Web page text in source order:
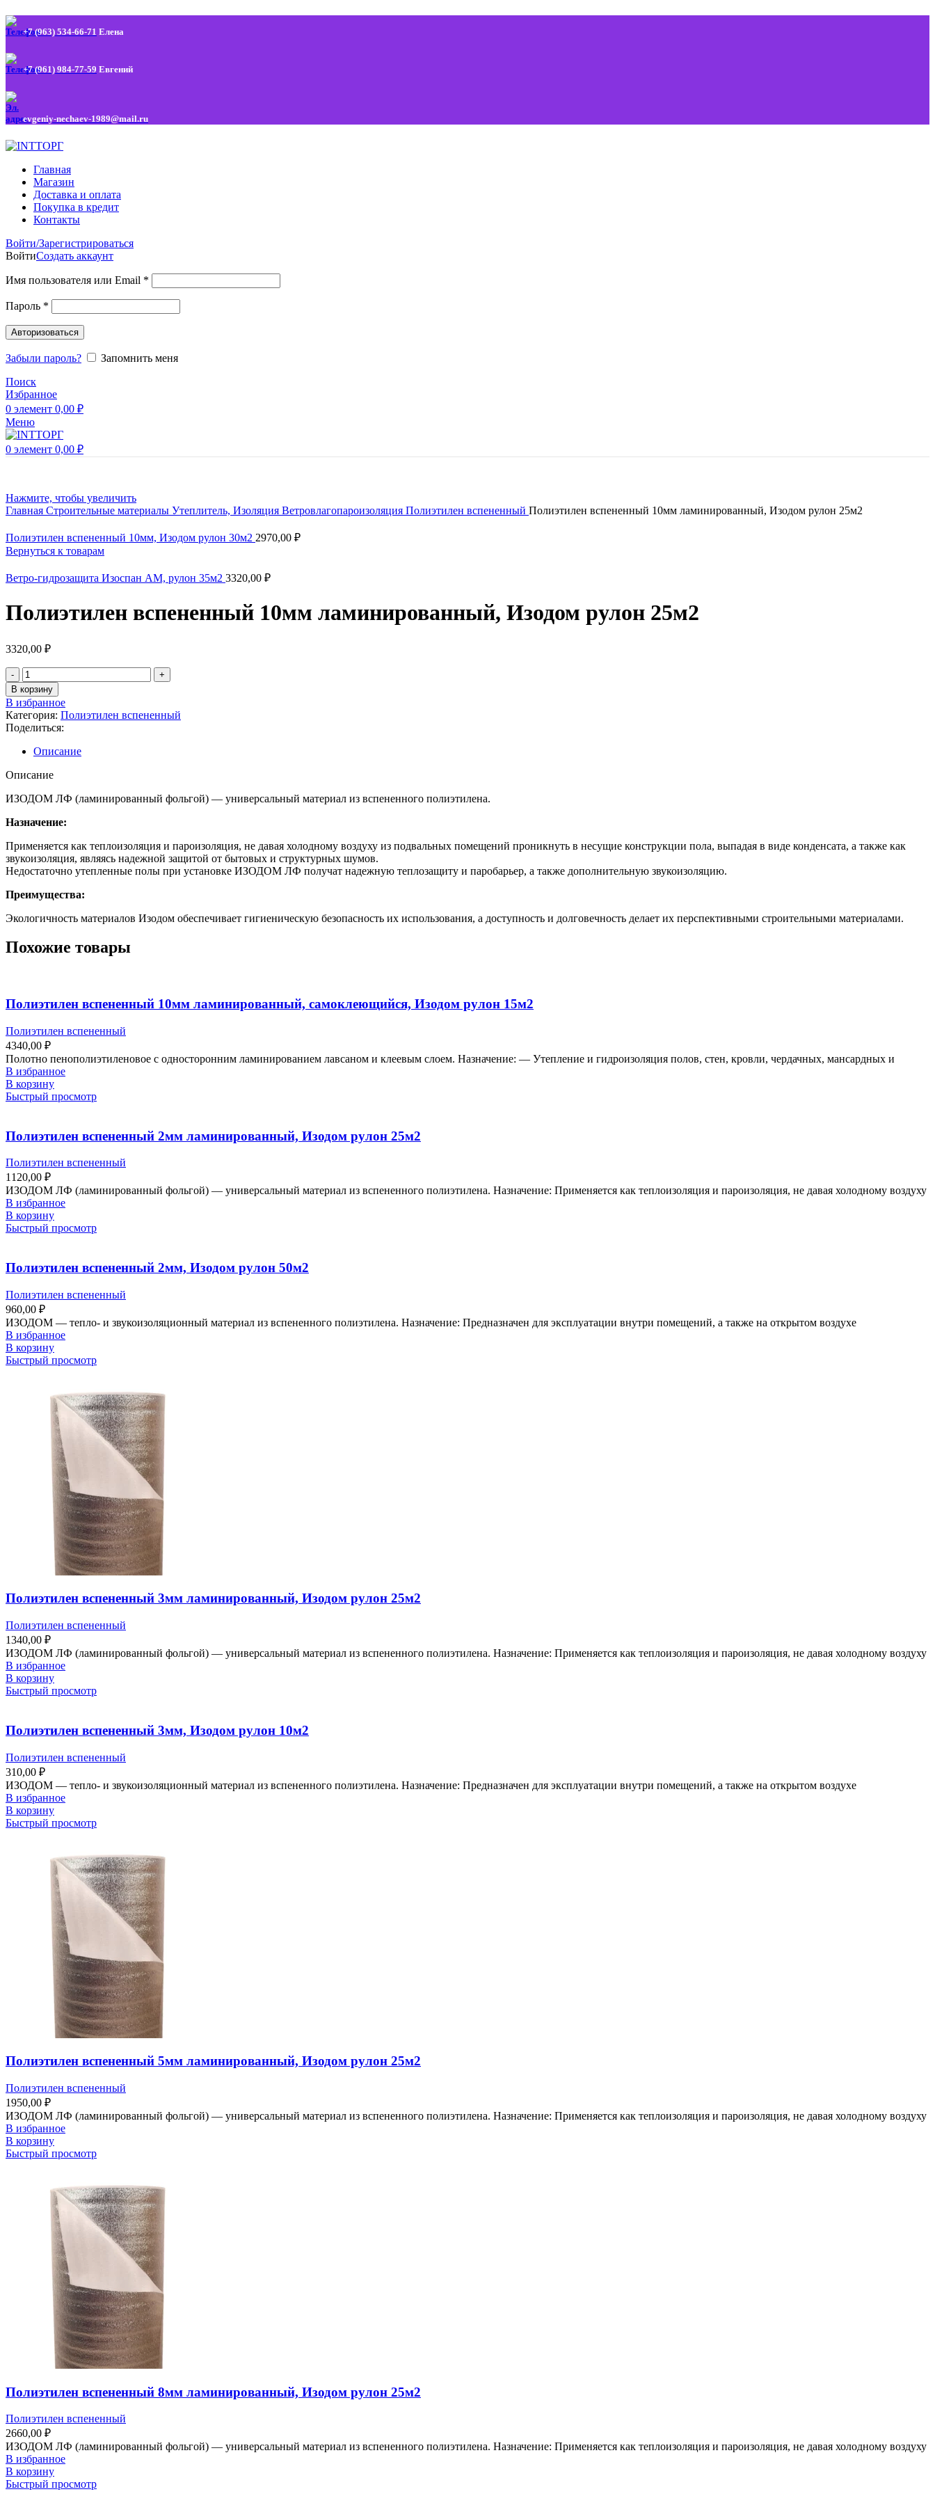
+7 (963) 534-66-71 Елена
+7 (961) 984-77-59 Евгений
evgeniy-nechaev-1989@mail.ru
Главная
Магазин
Доставка и оплата
Покупка в кредит
Контакты
Войти/Зарегистрироваться
ВойтиСоздать аккаунт
Имя пользователя или Email *
Пароль *
Авторизоваться
Забыли пароль?
Запомнить меня
Поиск
Избранное
0 элемент 0,00 ₽
Меню
0 элемент 0,00 ₽
Нажмите, чтобы увеличить
Главная Строительные материалы Утеплитель, Изоляция Ветровлагопароизоляция Полиэтилен вспененный Полиэтилен вспененный 10мм ламинированный, Изодом рулон 25м2
Полиэтилен вспененный 10мм, Изодом рулон 30м2 2970,00 ₽
Вернуться к товарам
Ветро-гидрозащита Изоспан АМ, рулон 35м2 3320,00 ₽
Полиэтилен вспененный 10мм ламинированный, Изодом рулон 25м2
3320,00 ₽
В корзину
В избранное
Категория: Полиэтилен вспененный
Поделиться:
Описание
Описание
ИЗОДОМ ЛФ (ламинированный фольгой) — универсальный материал из вспененного полиэтилена.
Назначение:
Применяется как теплоизоляция и пароизоляция, не давая холодному воздуху из подвальных помещений проникнуть в несущие конструкции пола, выпадая в виде конденсата, а также как
звукоизоляция, являясь надежной защитой от бытовых и структурных шумов.
Недостаточно утепленные полы при установке ИЗОДОМ ЛФ получат надежную теплозащиту и паробарьер, а также дополнительную звукоизоляцию.
Преимущества:
Экологичность материалов Изодом обеспечивает гигиеническую безопасность их использования, а доступность и долговечность делает их перспективными строительными материалами.
Похожие товары
Полиэтилен вспененный 10мм ламинированный, самоклеющийся, Изодом рулон 15м2
Полиэтилен вспененный
4340,00 ₽
Полотно пенополиэтиленовое с односторонним ламинированием лавсаном и клеевым слоем. Назначение: — Утепление и гидроизоляция полов, стен, кровли, чердачных, мансардных и
В избранное
В корзину
Быстрый просмотр
Полиэтилен вспененный 2мм ламинированный, Изодом рулон 25м2
Полиэтилен вспененный
1120,00 ₽
ИЗОДОМ ЛФ (ламинированный фольгой) — универсальный материал из вспененного полиэтилена. Назначение: Применяется как теплоизоляция и пароизоляция, не давая холодному воздуху
В избранное
В корзину
Быстрый просмотр
Полиэтилен вспененный 2мм, Изодом рулон 50м2
Полиэтилен вспененный
960,00 ₽
ИЗОДОМ — тепло- и звукоизоляционный материал из вспененного полиэтилена. Назначение: Предназначен для эксплуатации внутри помещений, а также на открытом воздухе
В избранное
В корзину
Быстрый просмотр
Полиэтилен вспененный 3мм ламинированный, Изодом рулон 25м2
Полиэтилен вспененный
1340,00 ₽
ИЗОДОМ ЛФ (ламинированный фольгой) — универсальный материал из вспененного полиэтилена. Назначение: Применяется как теплоизоляция и пароизоляция, не давая холодному воздуху
В избранное
В корзину
Быстрый просмотр
Полиэтилен вспененный 3мм, Изодом рулон 10м2
Полиэтилен вспененный
310,00 ₽
ИЗОДОМ — тепло- и звукоизоляционный материал из вспененного полиэтилена. Назначение: Предназначен для эксплуатации внутри помещений, а также на открытом воздухе
В избранное
В корзину
Быстрый просмотр
Полиэтилен вспененный 5мм ламинированный, Изодом рулон 25м2
Полиэтилен вспененный
1950,00 ₽
ИЗОДОМ ЛФ (ламинированный фольгой) — универсальный материал из вспененного полиэтилена. Назначение: Применяется как теплоизоляция и пароизоляция, не давая холодному воздуху
В избранное
В корзину
Быстрый просмотр
Полиэтилен вспененный 8мм ламинированный, Изодом рулон 25м2
Полиэтилен вспененный
2660,00 ₽
ИЗОДОМ ЛФ (ламинированный фольгой) — универсальный материал из вспененного полиэтилена. Назначение: Применяется как теплоизоляция и пароизоляция, не давая холодному воздуху
В избранное
В корзину
Быстрый просмотр